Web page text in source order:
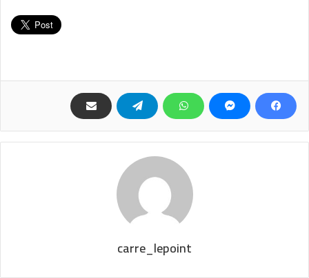
carre_lepoint